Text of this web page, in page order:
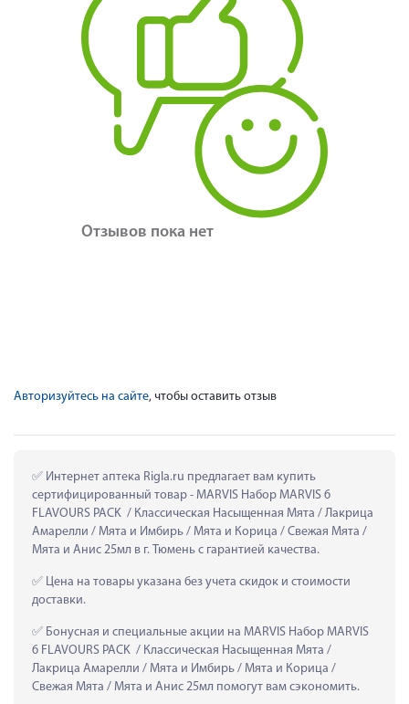
Отзывов пока нет
Авторизуйтесь на сайте, чтобы оставить отзыв
Интернет аптека Rigla.ru предлагает вам купить
сертифицированный товар - MARVIS Набор MARVIS 6
FLAVOURS PACK  / Классическая Насыщенная Мята / Лакрица
Амарелли / Мята и Имбирь / Мята и Корица / Cвежая Мята /
Мята и Анис 25мл в г. Тюмень с гарантией качества.
Цена на товары указана без учета скидок и стоимости
доставки.
Бонусная и специальные акции на MARVIS Набор MARVIS
6 FLAVOURS PACK  / Классическая Насыщенная Мята /
Лакрица Амарелли / Мята и Имбирь / Мята и Корица /
Cвежая Мята / Мята и Анис 25мл помогут вам сэкономить.